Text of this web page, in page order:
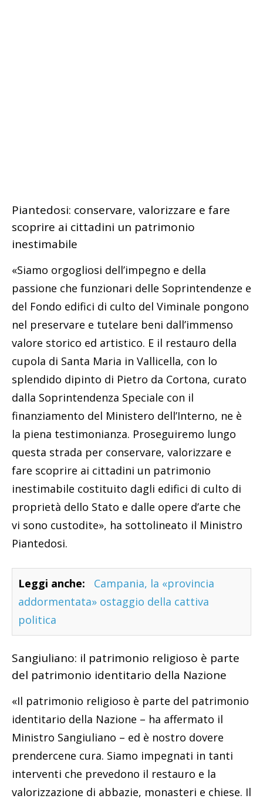
Piantedosi: conservare, valorizzare e fare
scoprire ai cittadini un patrimonio
inestimabile
«Siamo orgogliosi dell’impegno e della
passione che funzionari delle Soprintendenze e
del Fondo edifici di culto del Viminale pongono
nel preservare e tutelare beni dall’immenso
valore storico ed artistico. E il restauro della
cupola di Santa Maria in Vallicella, con lo
splendido dipinto di Pietro da Cortona, curato
dalla Soprintendenza Speciale con il
finanziamento del Ministero dell’Interno, ne è
la piena testimonianza. Proseguiremo lungo
questa strada per conservare, valorizzare e
fare scoprire ai cittadini un patrimonio
inestimabile costituito dagli edifici di culto di
proprietà dello Stato e dalle opere d’arte che
vi sono custodite», ha sottolineato il Ministro
Piantedosi.
Leggi anche:
Campania, la «provincia
addormentata» ostaggio della cattiva
politica
Sangiuliano: il patrimonio religioso è parte
del patrimonio identitario della Nazione
«Il patrimonio religioso è parte del patrimonio
identitario della Nazione – ha affermato il
Ministro Sangiuliano – ed è nostro dovere
prendercene cura. Siamo impegnati in tanti
interventi che prevedono il restauro e la
valorizzazione di abbazie, monasteri e chiese. Il